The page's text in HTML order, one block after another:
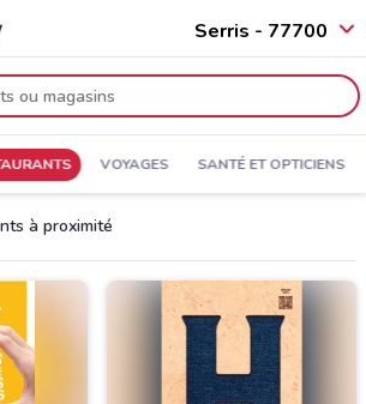
Serris - 77700
VOYAGES SANTÉ ET OPTICIENS
à proximité